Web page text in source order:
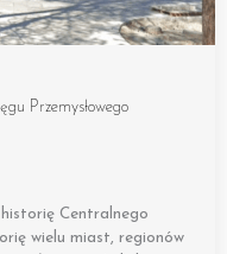
Przemysłowego
Centralnego
wielu miast, regionów